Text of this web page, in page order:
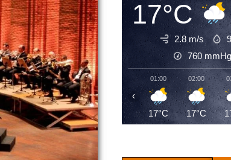
17°C
2.8 m/s
760 mmHg
01:00
17°C
02:00
17°C
‹